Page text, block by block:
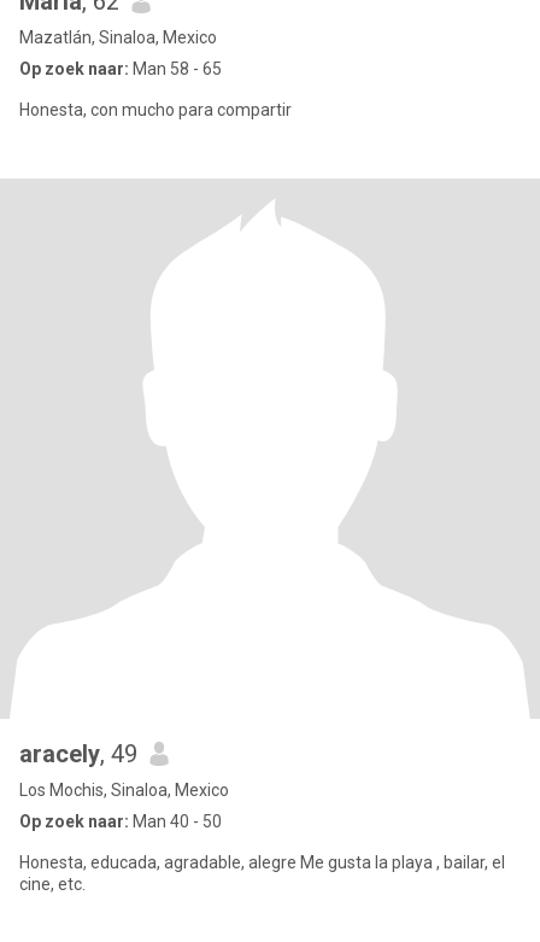
Mazatlán, Sinaloa, Mexico
Op zoek naar: Man 58 - 65
Honesta, con mucho para compartir
aracely, 49
Los Mochis, Sinaloa, Mexico
Op zoek naar: Man 40 - 50
Honesta, educada, agradable, alegre Me gusta la playa , bailar, el
cine, etc.